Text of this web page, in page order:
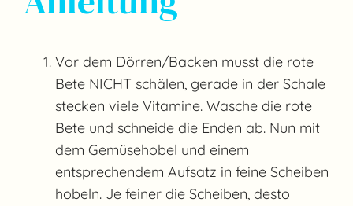
Vor dem Dörren/Backen musst die rote
Bete NICHT schälen, gerade in der Schale
stecken viele Vitamine. Wasche die rote
Bete und schneide die Enden ab. Nun mit
dem Gemüsehobel und einem
entsprechendem Aufsatz in feine Scheiben
hobeln. Je feiner die Scheiben, desto